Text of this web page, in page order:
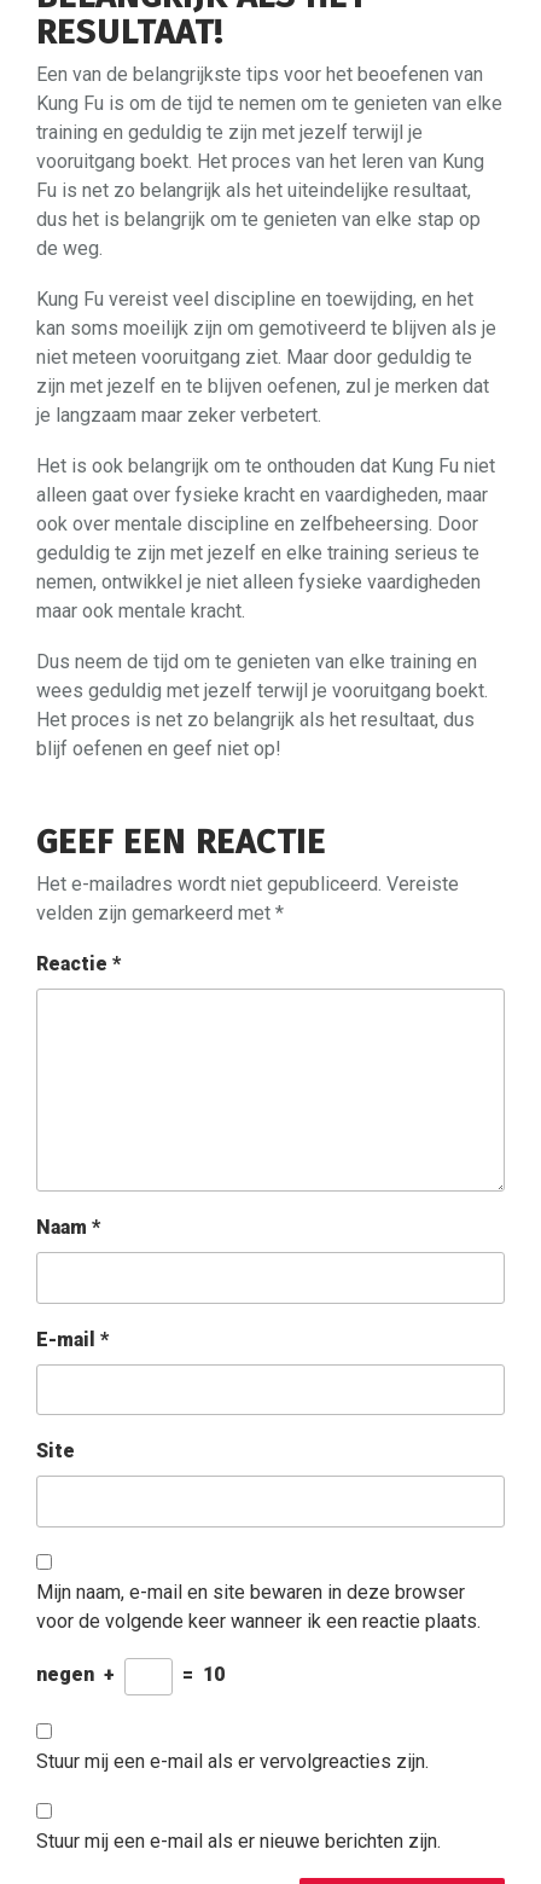
RESULTAAT!
Een van de belangrijkste tips voor het beoefenen van
Kung Fu is om de tijd te nemen om te genieten van elke
training en geduldig te zijn met jezelf terwijl je
vooruitgang boekt. Het proces van het leren van Kung
Fu is net zo belangrijk als het uiteindelijke resultaat,
dus het is belangrijk om te genieten van elke stap op
de weg.
Kung Fu vereist veel discipline en toewijding, en het
kan soms moeilijk zijn om gemotiveerd te blijven als je
niet meteen vooruitgang ziet. Maar door geduldig te
zijn met jezelf en te blijven oefenen, zul je merken dat
je langzaam maar zeker verbetert.
Het is ook belangrijk om te onthouden dat Kung Fu niet
alleen gaat over fysieke kracht en vaardigheden, maar
ook over mentale discipline en zelfbeheersing. Door
geduldig te zijn met jezelf en elke training serieus te
nemen, ontwikkel je niet alleen fysieke vaardigheden
maar ook mentale kracht.
Dus neem de tijd om te genieten van elke training en
wees geduldig met jezelf terwijl je vooruitgang boekt.
Het proces is net zo belangrijk als het resultaat, dus
blijf oefenen en geef niet op!
GEEF EEN REACTIE
Het e-mailadres wordt niet gepubliceerd. Vereiste
velden zijn gemarkeerd met *
Reactie *
Naam *
E-mail *
Site
Mijn naam, e-mail en site bewaren in deze browser
voor de volgende keer wanneer ik een reactie plaats.
negen + = 10
Stuur mij een e-mail als er vervolgreacties zijn.
Stuur mij een e-mail als er nieuwe berichten zijn.